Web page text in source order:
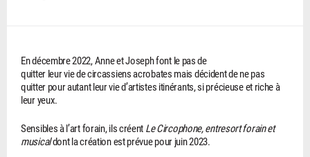
En décembre 2022, Anne et Joseph font le pas de
quitter leur vie de circassiens acrobates mais décident de ne pas
quitter pour autant leur vie d’artistes itinérants, si précieuse et riche à
leur yeux.
Sensibles à l’art forain, ils créent Le Circophone,entresort forain et
musicaldont la création est prévue pour juin 2023.